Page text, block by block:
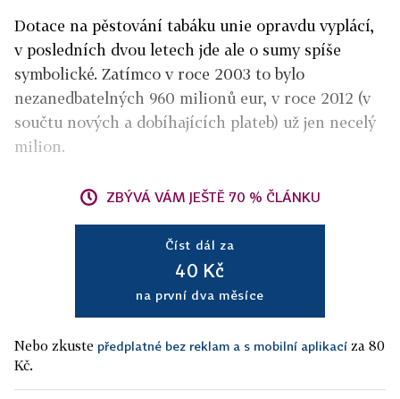
Dotace na pěstování tabáku unie opravdu vyplácí,
v posledních dvou letech jde ale o sumy spíše
symbolické. Zatímco v roce 2003 to bylo
nezanedbatelných 960 milionů eur, v roce 2012 (v
součtu nových a dobíhajících plateb) už jen necelý
milion.
ZBÝVÁ VÁM JEŠTĚ 70 % ČLÁNKU
Číst dál za
40 Kč
na první dva měsíce
Nebo zkuste předplatné bez reklam a s mobilní aplikací za 80
Kč.